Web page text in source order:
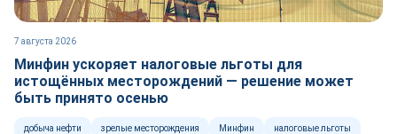
7 августа 2026
Минфин ускоряет налоговые льготы для
истощённых месторождений — решение может
быть принято осенью
добыча нефти зрелые месторождения Минфин налоговые льготы